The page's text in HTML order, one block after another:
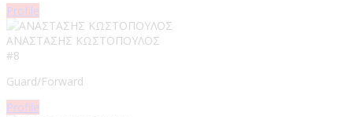
Profile
ΑΝΑΣΤΑΣΗΣ ΚΩΣΤΟΠΟΥΛΟΣ​
#8
Guard/Forward
Profile